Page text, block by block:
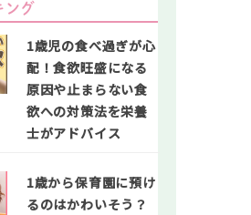
ング
1歳児の食べ過ぎが心
配！食欲旺盛になる
原因や止まらない食
欲への対策法を栄養
士がアドバイス
1歳から保育園に預け
るのはかわいそう？